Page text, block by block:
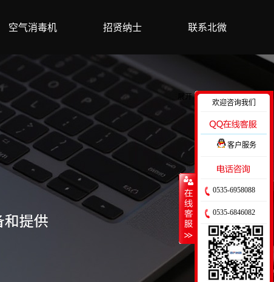
空气消毒机 招贤纳士 联系北微
展开
收缩
欢迎咨询我们
客户服务
0535-6958088
0535-6846082